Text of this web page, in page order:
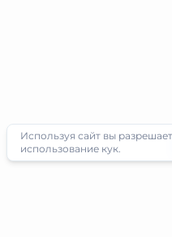
Используя сайт вы
использование кук.